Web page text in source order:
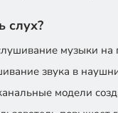
слух?
музыки
звука в
модели